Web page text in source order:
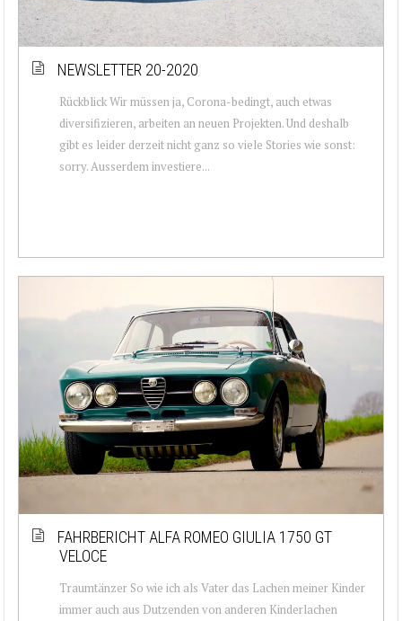
NEWSLETTER 20-2020
Rückblick Wir müssen ja, Corona-bedingt, auch etwas
diversifizieren, arbeiten an neuen Projekten. Und deshalb
gibt es leider derzeit nicht ganz so viele Stories wie sonst:
sorry. Ausserdem investiere...
FAHRBERICHT ALFA ROMEO GIULIA 1750 GT
VELOCE
Traumtänzer So wie ich als Vater das Lachen meiner Kinder
immer auch aus Dutzenden von anderen Kinderlachen